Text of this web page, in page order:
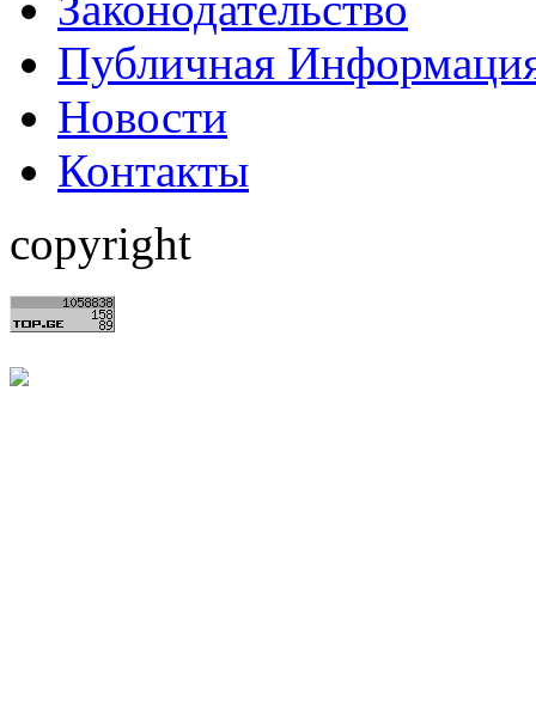
Публичная
Hовости
Контакты
copyright